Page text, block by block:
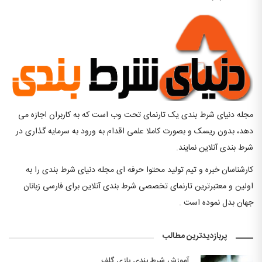
مجله دنیای شرط بندی یک تارنمای تحت وب است که به کاربران اجازه می
دهد، بدون ریسک و بصورت کاملا علمی اقدام به ورود به سرمایه گذاری در
شرط بندی آنلاین نمایند.
کارشناسان خبره و تیم تولید محتوا حرفه ای مجله دنیای شرط بندی را به
اولین و معتبرترین تارنمای تخصصی شرط بندی آنلاین برای فارسی زبانان
جهان بدل نموده است .
پربازدیدترین مطالب